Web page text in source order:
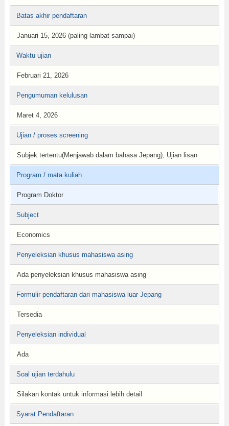
Batas akhir pendaftaran
Januari 15, 2026 (paling lambat sampai)
Waktu ujian
Februari 21, 2026
Pengumuman kelulusan
Maret 4, 2026
Ujian / proses screening
Subjek tertentu(Menjawab dalam bahasa Jepang), Ujian lisan
Program / mata kuliah
Program Doktor
Subject
Economics
Penyeleksian khusus mahasiswa asing
Ada penyeleksian khusus mahasiswa asing
Formulir pendaftaran dari mahasiswa luar Jepang
Tersedia
Penyeleksian individual
Ada
Soal ujian terdahulu
Silakan kontak untuk informasi lebih detail
Syarat Pendaftaran